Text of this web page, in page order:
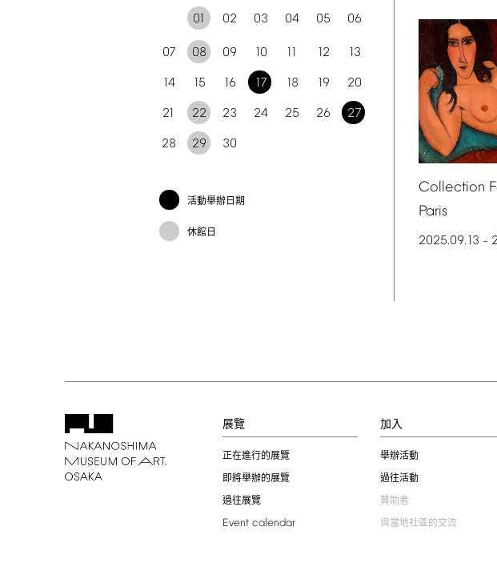
01 02 03 04 05 06
07 08 09 10 11 12 13
14 15 16 17 18 19 20
21 22 23 24 25 26 27
28 29 30
活動舉辦日期
休館日
Collection
Paris
2025.09.13 –
展覽
正在進行的展覽
即將舉辦的展覽
過往展覽
Event calendar
加入
舉辦活動
過往活動
贊助者
與當地社區的交流